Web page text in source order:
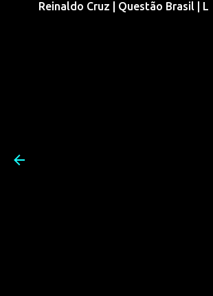
Reinaldo Cruz | Questão Brasil | L